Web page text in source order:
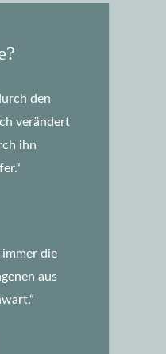
den
verändert
ihn
die
aus